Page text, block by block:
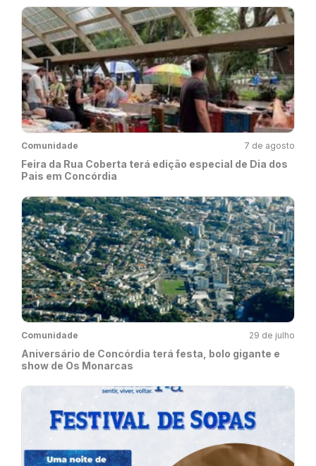
Comunidade 7 de agosto
Feira da Rua Coberta terá edição especial de Dia dos
Pais em Concórdia
Comunidade 29 de julho
Aniversário de Concórdia terá festa, bolo gigante e
show de Os Monarcas